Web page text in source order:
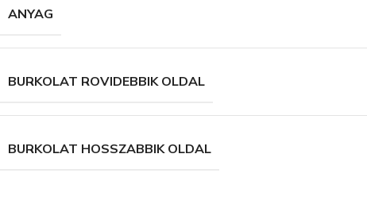
ANYAG
BURKOLAT ROVIDEBBIK OLDAL
BURKOLAT HOSSZABBIK OLDAL